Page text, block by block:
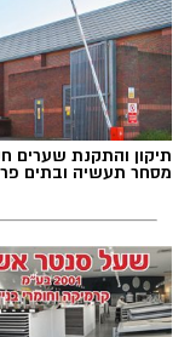
תיקון והתקנת שערים
מסחר תעשיה ובתים